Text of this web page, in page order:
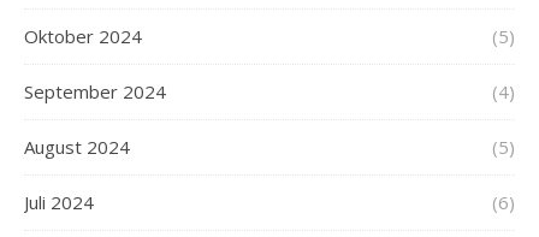
Oktober 2024 (5)
September 2024 (4)
August 2024 (5)
Juli 2024 (6)